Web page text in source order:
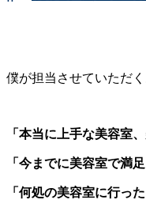
僕が担当させていただ
「本当に上手な美容室
「今までに美容室で満
「何処の美容室に行っ